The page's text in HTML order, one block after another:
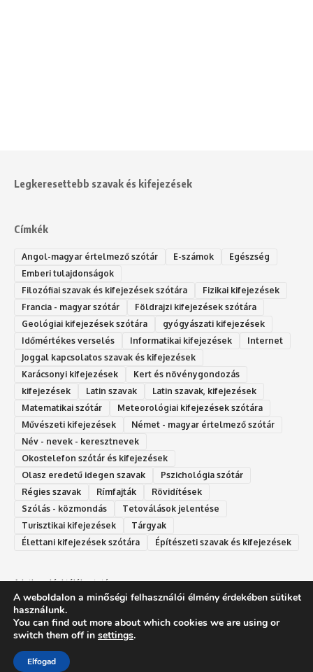
Legkeresettebb szavak és kifejezések
Címkék
Angol-magyar értelmező szótár E-számok
Egészség
Emberi tulajdonságok
Filozófiai szavak és kifejezések szótára
Fizikai kifejezések
Francia - magyar szótár
Földrajzi kifejezések szótára
Geológiai kifejezések szótára
gyógyászati kifejezések
Időmértékes verselés
Informatikai kifejezések
Internet
Joggal kapcsolatos szavak és kifejezések
Karácsonyi kifejezések
Kert és növénygondozás
kifejezések
Latin szavak
Latin szavak, kifejezések
Matematikai szótár
Meteorológiai kifejezések szótára
Művészeti kifejezések
Német - magyar értelmező szótár
Név - nevek - keresztnevek
Okostelefon szótár és kifejezések
Olasz eredetű idegen szavak
Ps‮gólohciz‬ia s‮átóz‬r
Régies szavak
Rímfajták
Rövidítések
Szólás - közmondás
Tetoválások jelentése
Turisztikai kifejezések
Tárgyak
Élettani kifejezések szótára
Építészeti szavak és kifejezések
Adatkezelési tájékoztató
Felhasználási feltételek
SzóLexikon.hu - Mi a jelentése - Szavak jelentése - Idegen szavak szótára -
A weboldalon a minőségi felhasználói élmény érdekében sütiket
használunk.
You can find out more about which cookies we are using or
switch them off in settings.
Elfogad